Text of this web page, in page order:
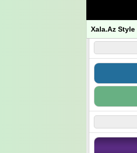
Xala.Az Style